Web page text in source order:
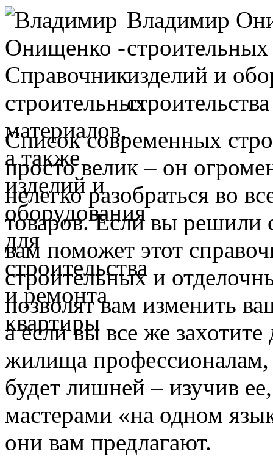
Владимир
изделий и
Список современных
просто велик – он
нелегко разобраться во
товаров. Если вы решили
вам поможет этот
строительных и
позволят вам изменить
а если вы все же
жилища профессионалам,
будет лишней – изучив
мастерами «на одном
они вам предлагают.